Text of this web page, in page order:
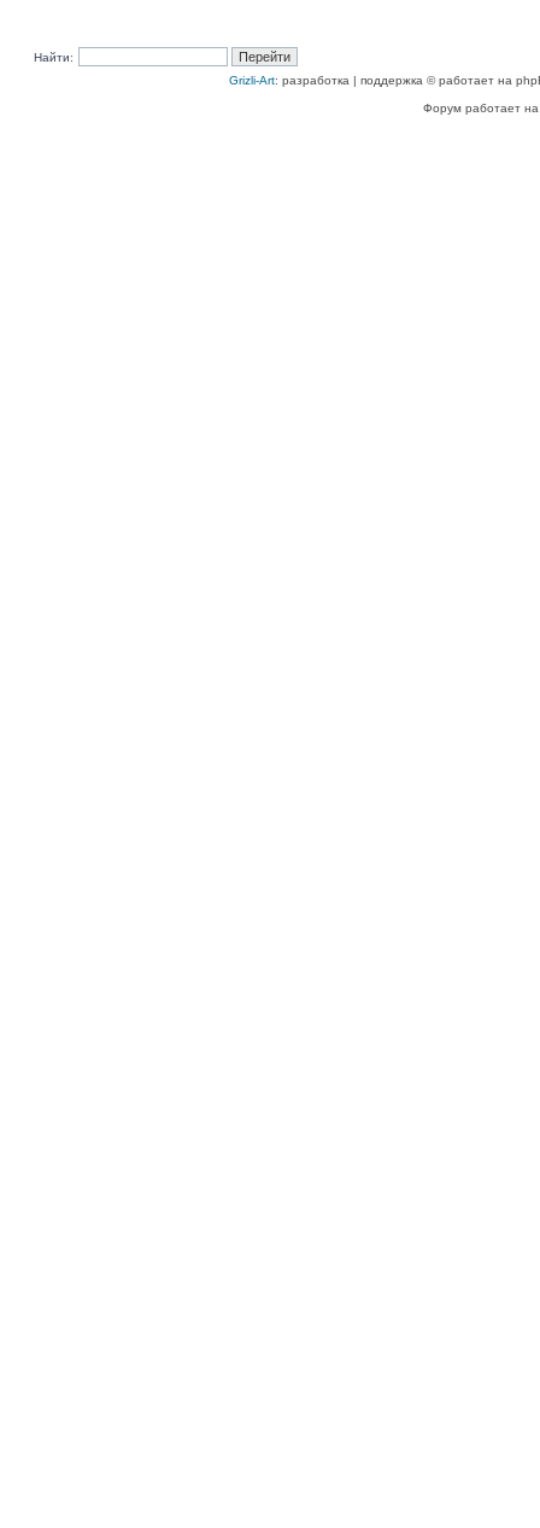
Найти:
Grizli-Art: разработка | поддержка © работает на
Форум работает